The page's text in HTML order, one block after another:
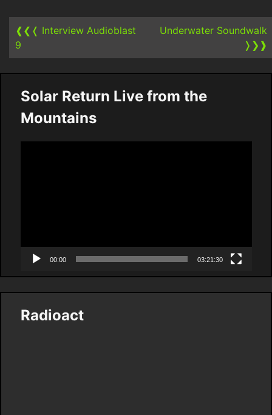
navigation
❰❮❬ Interview Audioblast
9
Underwater Soundwalk
❭❯❱
Solar Return Live from the
Mountains
00:00 03:21:30
Radioact